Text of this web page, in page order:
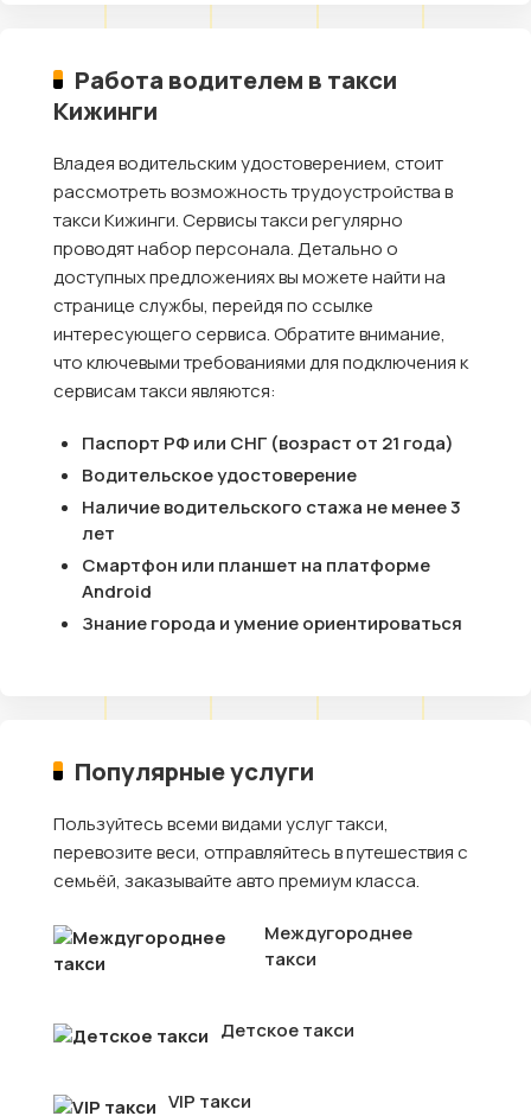
Работа водителем в такси
Кижинги
Владея водительским удостоверением, стоит
рассмотреть возможность трудоустройства в
такси Кижинги. Сервисы такси регулярно
проводят набор персонала. Детально о
доступных предложениях вы можете найти на
странице службы, перейдя по ссылке
интересующего сервиса. Обратите внимание,
что ключевыми требованиями для подключения к
сервисам такси являются:
Паспорт РФ или СНГ (возраст от 21 года)
Водительское удостоверение
Наличие водительского стажа не менее 3
лет
Смартфон или планшет на платформе
Android
Знание города и умение ориентироваться
Популярные услуги
Пользуйтесь всеми видами услуг такси,
перевозите веси, отправляйтесь в путешествия с
семьёй, заказывайте авто премиум класса.
Междугороднее
такси
Детское такси
VIP такси